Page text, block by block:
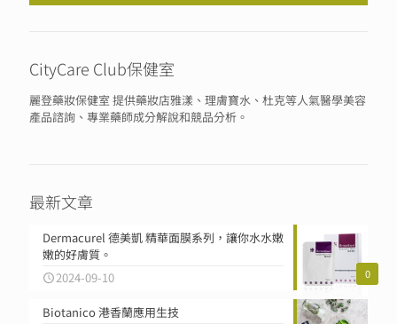
CityCare Club保健室
麗登藥妝保健室 提供藥妝店雅漾、理膚寶水、杜克等人氣醫學美容
產品諮詢、專業藥師成分解說和競品分析。
最新文章
0
Dermacurel 德美凱 精華面膜系列，讓你水水嫩
嫩的好膚質。
2024-09-10
Biotanico 港香蘭應用生技